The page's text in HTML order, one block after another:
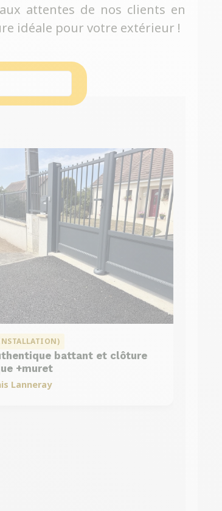
attentes de nos clients en
idéale pour votre extérieur !
battant et clôture
+muret
Lanneray